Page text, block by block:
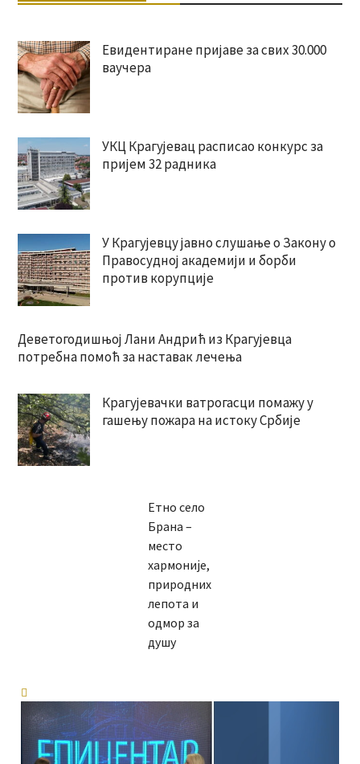
Евидентиране пријаве за свих 30.000
ваучера
УКЦ Крагујевац расписао конкурс за
пријем 32 радника
У Крагујевцу јавно слушање о Закону о
Правосудној академији и борби
против корупције
Деветогодишњој Лани Андрић из Крагујевца
потребна помоћ за наставак лечења
Крагујевачки ватрогасци помажу у
гашењу пожара на истоку Србије
Етно село
Брана –
место
хармоније,
природних
лепота и
одмор за
душу